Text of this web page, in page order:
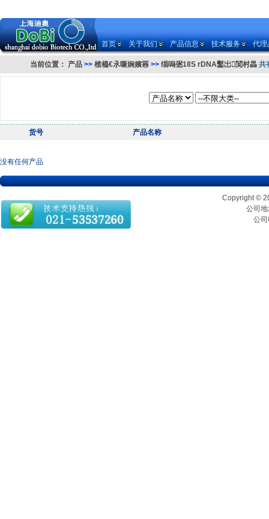
首页 关于我们 产品信息 技术服务 代理
当前位置： 产品 >> 楂橀€氶噺娴嬪簭 >> 缁嗚弻18S rDNA鑿岀閴村畾 共
货号 产品名称
没有任何产品
Copyright ©
公司
公